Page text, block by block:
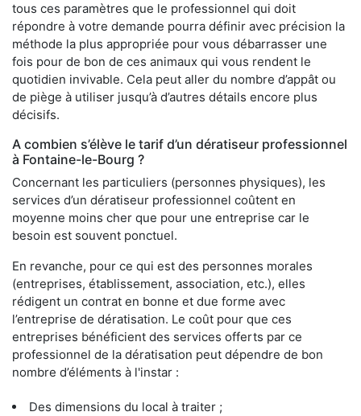
tous ces paramètres que le professionnel qui doit
répondre à votre demande pourra définir avec précision la
méthode la plus appropriée pour vous débarrasser une
fois pour de bon de ces animaux qui vous rendent le
quotidien invivable. Cela peut aller du nombre d’appât ou
de piège à utiliser jusqu’à d’autres détails encore plus
décisifs.
A combien s’élève le tarif d’un dératiseur professionnel
à Fontaine-le-Bourg ?
Concernant les particuliers (personnes physiques), les
services d’un dératiseur professionnel coûtent en
moyenne moins cher que pour une entreprise car le
besoin est souvent ponctuel.
En revanche, pour ce qui est des personnes morales
(entreprises, établissement, association, etc.), elles
rédigent un contrat en bonne et due forme avec
l’entreprise de dératisation. Le coût pour que ces
entreprises bénéficient des services offerts par ce
professionnel de la dératisation peut dépendre de bon
nombre d’éléments à l'instar :
Des dimensions du local à traiter ;